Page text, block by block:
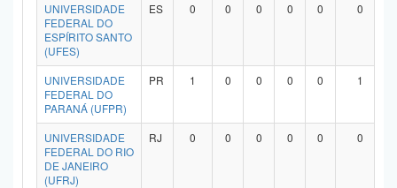
UNIVERSIDADE
FEDERAL DO
ESPÍRITO SANTO
(UFES)
ES 0 0 0 0 0 0
UNIVERSIDADE
FEDERAL DO
PARANÁ (UFPR)
PR 1 0 0 0 0 1
UNIVERSIDADE
FEDERAL DO RIO
DE JANEIRO
(UFRJ)
RJ 0 0 0 0 0 0